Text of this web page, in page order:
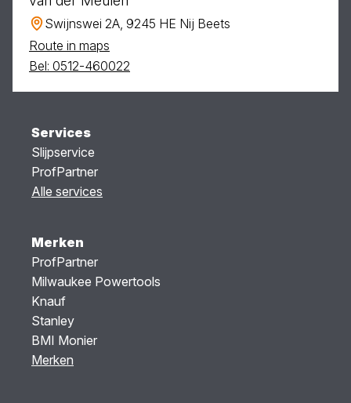
Swijnswei 2A, 9245 HE Nij Beets
Route in maps
Bel: 0512-460022
Services
Slijpservice
ProfPartner
Alle services
Merken
ProfPartner
Milwaukee Powertools
Knauf
Stanley
BMI Monier
Merken